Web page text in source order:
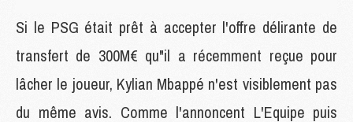
Si le PSG était prêt à accepter l'offre délirante de
transfert de 300M€ qu"il a récemment reçue pour
lâcher le joueur, Kylian Mbappé n'est visiblement pas
du même avis. Comme l'annoncent L'Equipe puis